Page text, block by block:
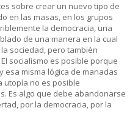
sobre crear un nuevo tipo de
en las masas, en los grupos
la democracia, una
de una manera en la cual
sociedad, pero también
socialismo es posible porque
esa misma lógica de manadas
utopía no es posible
Es algo que debe abandonarse
por la democracia, por la